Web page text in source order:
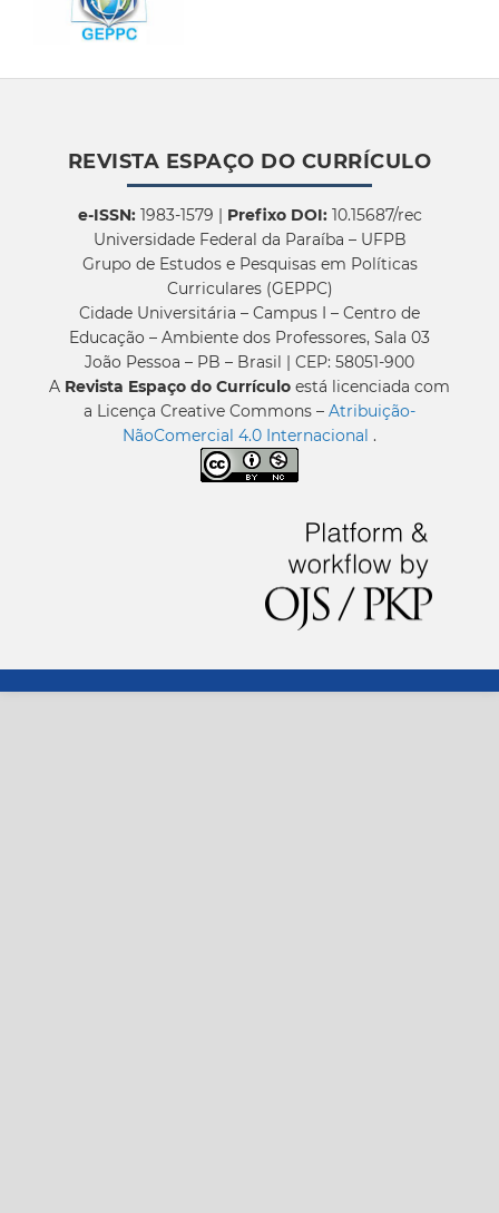
REVISTA ESPAÇO DO CURRÍCULO
e-ISSN:1983-1579 | Prefixo DOI:10.15687/rec
Universidade Federal da Paraíba – UFPB
Grupo de Estudos e Pesquisas em Políticas
Curriculares (GEPPC)
Cidade Universitária – Campus I – Centro de
Educação – Ambiente dos Professores, Sala 03
João Pessoa – PB – Brasil | CEP: 58051-900
A Revista Espaço do Currículo está licenciada com
a Licença Creative Commons – Atribuição-
NãoComercial 4.0 Internacional .